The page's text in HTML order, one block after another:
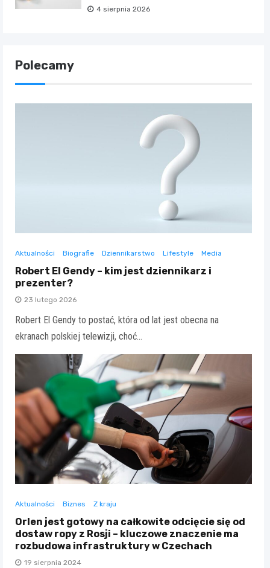
4 sierpnia 2026
Polecamy
Aktualności Biografie Dziennikarstwo Lifestyle Media
Robert El Gendy – kim jest dziennikarz i
prezenter?
23 lutego 2026
Robert El Gendy to postać, która od lat jest obecna na
ekranach polskiej telewizji, choć…
Aktualności Biznes Z kraju
Orlen jest gotowy na całkowite odcięcie się od
dostaw ropy z Rosji – kluczowe znaczenie ma
rozbudowa infrastruktury w Czechach
19 sierpnia 2024